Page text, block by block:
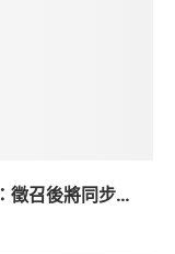
召後將同步...